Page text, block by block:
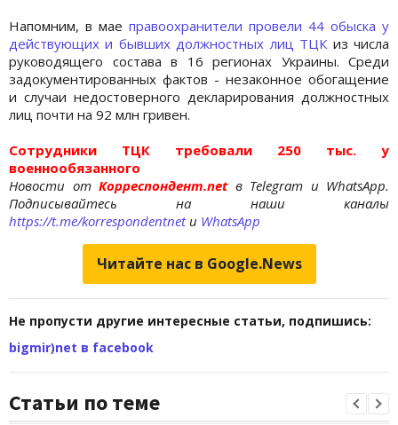
Напомним, в мае правоохранители провели 44 обыска у
действующих и бывших должностных лиц ТЦК из числа
руководящего состава в 16 регионах Украины. Среди
задокументированных фактов - незаконное обогащение
и случаи недостоверного декларирования должностных
лиц почти на 92 млн гривен.
Сотрудники ТЦК требовали 250 тыс. у
военнообязанного
Новости отКорреспондент.net в Telegram и WhatsApp.
Подписывайтесь на наши каналы
https://t.me/korrespondentnetи WhatsApp
Читайте нас в Google.News
Не пропусти другие интересные статьи, подпишись:
bigmir)net в facebook
Статьи по теме